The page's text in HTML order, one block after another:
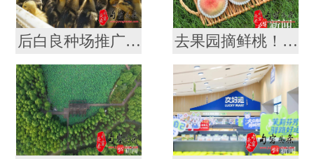
后白良种场推广“稻虾鳖共作”养殖模式 营造生态优美“稻梦空间” 去果园摘鲜桃！一场说走就走的“甜蜜微度假”